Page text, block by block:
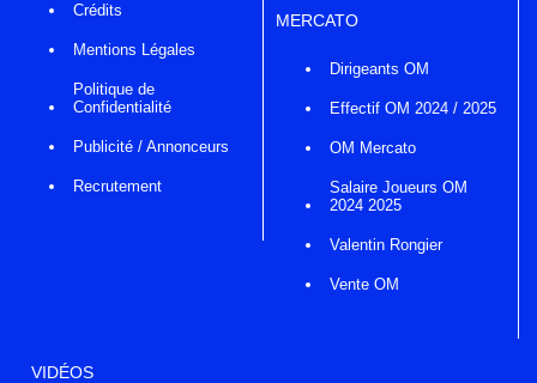
Crédits
Mentions Légales
Politique de
Confidentialité
Publicité / Annonceurs
Recrutement
MERCATO
Dirigeants OM
Effectif OM 2024 / 2025
OM Mercato
Salaire Joueurs OM
2024 2025
Valentin Rongier
Vente OM
VIDÉOS